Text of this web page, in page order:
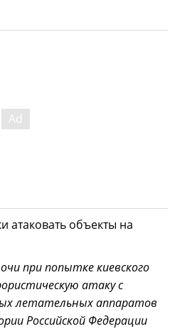
атаковать объекты на
при попытке киевского
атаку с
летательных аппаратов
Российской Федерации